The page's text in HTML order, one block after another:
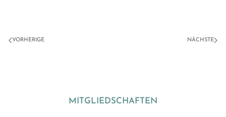
VORHERIGE NÄCHSTE
MITGLIEDSCHAFTEN